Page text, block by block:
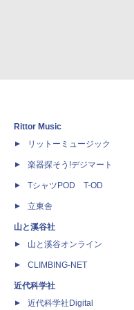
Rittor Music
リットーミュージック
楽器探そう!デジマート
TシャツPOD T-OD
立東舎
山と溪谷社
山と溪谷オンライン
CLIMBING-NET
近代科学社
近代科学社Digital